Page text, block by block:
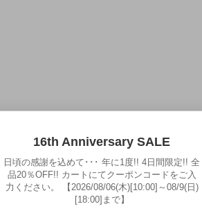
16th Anniversary SALE
日頃の感謝を込めて･･･ 年に1度!! 4日間限定!! 全
品20％OFF!! カートにてクーポンコードをご入
力ください。 【2026/08/06(木)[10:00]～08/9(日)
[18:00]まで】